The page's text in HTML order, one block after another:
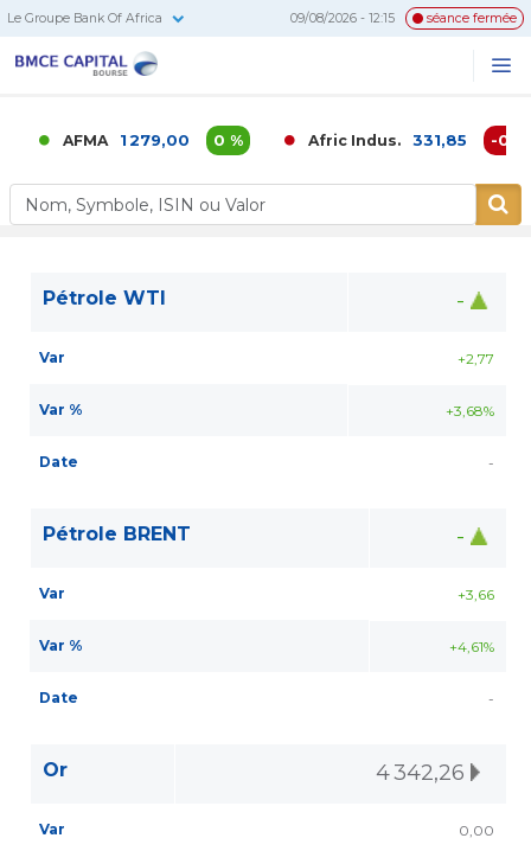
Le Groupe Bank Of Africa 09/08/2026 - 12:15 séance fermée
AFMA 1 279,00 0 % Afric Indus. 331,85 -0,02
Pétrole WTI -
Var +2,77
Var % +3,68%
Date -
Pétrole BRENT -
Var +3,66
Var % +4,61%
Date -
Or 4 342,26
Var 0,00